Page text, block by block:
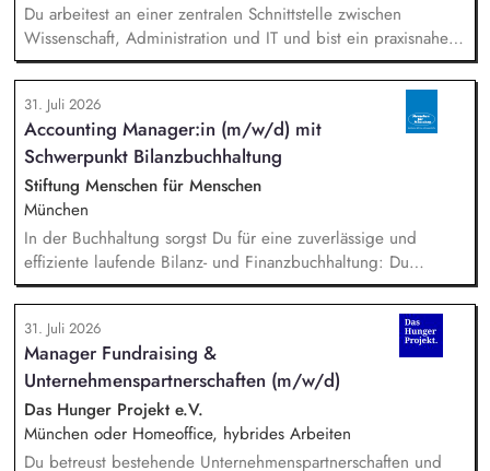
Du arbeitest an einer zentralen Schnittstelle zwischen
Wissenschaft, Administration und IT und bist ein praxisnaher
Allrounder in den verschiedenen Themenbereichen. In dieser
Rolle betreust Du unsere Bibliothek, entwickelst unser
Forschungsinformationssystem (FIS) und das institutionelle
Forschungsdatenmanagement (FDM) weiter. Du sicherst die
Qualität und Nachvollziehbarkeit von
Forschungsinformationen und unterstützt durch Analysen,
Kennzahlen und Berichte die strategische Steuerung des
Instituts.
31. Juli 2026
Accounting Manager:in (m/w/d) mit
Schwerpunkt Bilanzbuchhaltung
Stiftung Menschen für Menschen
München
In der Buchhaltung sorgst Du für eine zuverlässige und
effiziente laufende Bilanz- und Finanzbuchhaltung: Du
bearbeitest Bankgeschäfte, Kreditoren und Debitoren,
wickelst den Zahlungsverkehr ab und unterstützt bei Lohn-
und Gehaltsabrechnung sowie im Steuer- und Meldewesen.
Zudem übernimmst Du eigenständig Abschlussarbeiten sowie
Kosten- und Leistungsrechnung und bringst Dich in
bereichsübergreifende Themen ein.
31. Juli 2026
Manager Fundraising &
Unternehmenspartnerschaften (m/w/d)
Das Hunger Projekt e.V.
München oder Homeoffice, hybrides Arbeiten
Du betreust bestehende Unternehmenspartnerschaften und